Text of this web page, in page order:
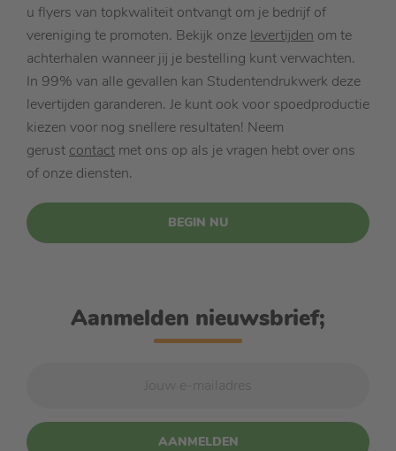
u flyers van topkwaliteit ontvangt om je bedrijf of
vereniging te promoten. Bekijk onze levertijden om te
achterhalen wanneer jij je bestelling kunt verwachten.
In 99% van alle gevallen kan Studentendrukwerk deze
levertijden garanderen. Je kunt ook voor spoedproductie
kiezen voor nog snellere resultaten! Neem
gerust contact met ons op als je vragen hebt over ons
of onze diensten.
BEGIN NU
Aanmelden nieuwsbrief;
AANMELDEN